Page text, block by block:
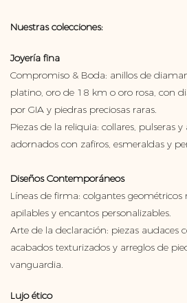
Nuestras colecciones:
Joyería fina
Compromiso & Boda: anillos de
platino, oro de 18 km o oro rosa, con
por GIA y piedras preciosas raras.
Piezas de la reliquia: collares, pulseras
adornados con zafiros, esmeraldas y
Diseños Contemporáneos
Líneas de firma: colgantes
apilables y encantos personalizables.
Arte de la declaración: piezas audaces
acabados texturizados y arreglos de
vanguardia.
Lujo ético